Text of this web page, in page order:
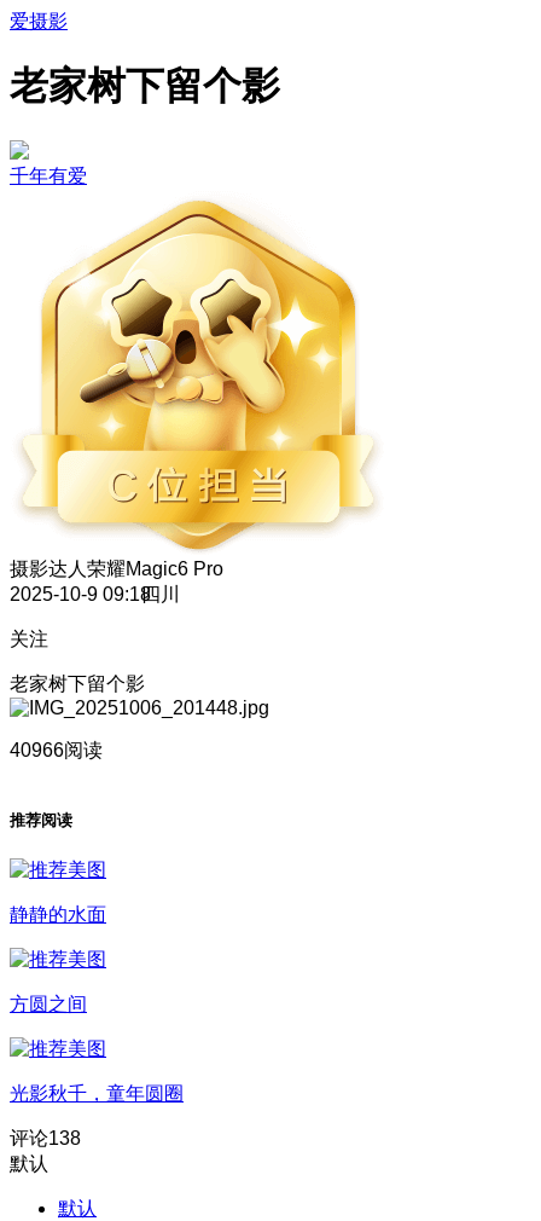
爱摄影
老家树下留个影
千年有爱
摄影达人 荣耀Magic6 Pro
2025-10-9 09:18四川
关注
老家树下留个影
40966阅读
推荐阅读
静静的水面
方圆之间
光影秋千，童年圆圈
评论138
默认
默认